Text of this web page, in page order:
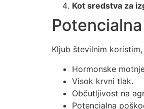
Kot sredstva za
Kljub številnim
Hormonske
Visok krvni tlak.
Občutljivost na
Potencialna